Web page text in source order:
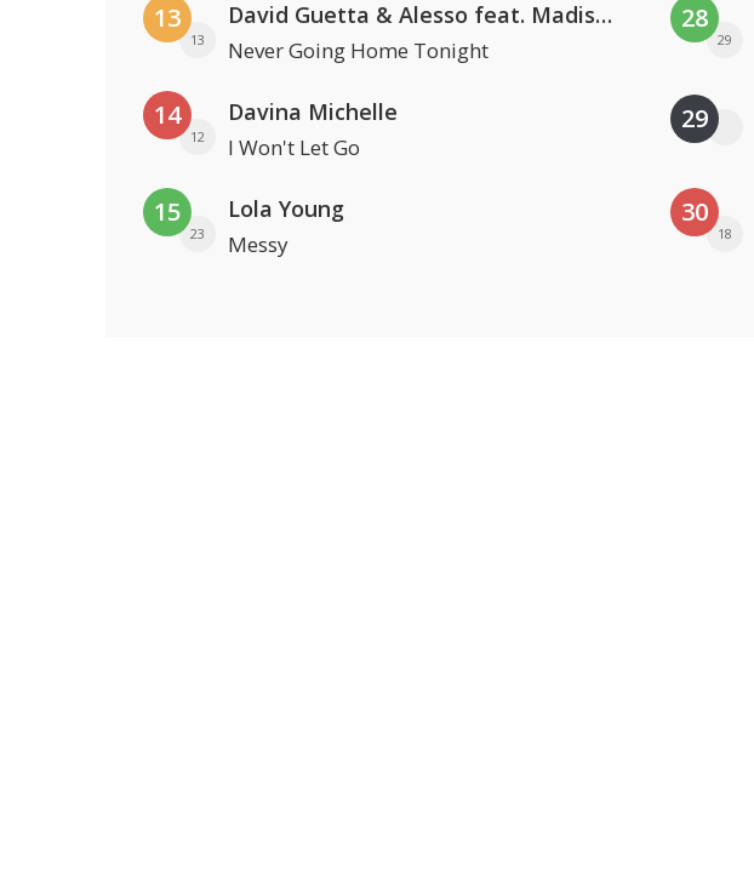
13
13
David Guetta & Alesso feat. Madison Love
Never Going Home Tonight
14
12
Davina Michelle
I Won't Let Go
15
23
Lola Young
Messy
28
29
29
30
18